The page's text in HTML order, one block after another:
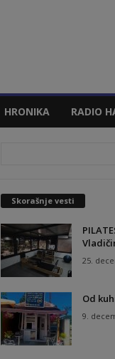
HRONIKA RADIO
Skorašnje vesti
25.
Od
9.